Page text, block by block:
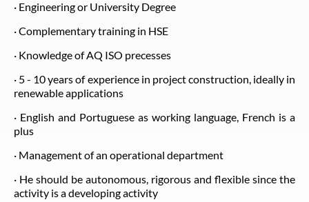
· Engineering or University Degree
· Complementary training in HSE
· Knowledge of AQ ISO precesses
· 5 - 10 years of experience in project construction, ideally in
renewable applications
· English and Portuguese as working language, French is a
plus
· Management of an operational department
· He should be autonomous, rigorous and flexible since the
activity is a developing activity